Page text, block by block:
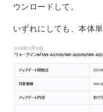
ウンロードして。
いずれにしても、本体